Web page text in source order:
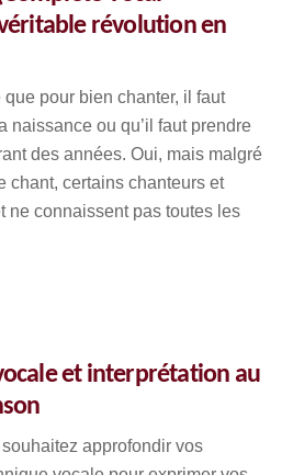
révolution en
que pour bien chanter, il faut
naissance ou qu’il faut prendre
des années. Oui, mais malgré
chant, certains chanteurs et
ne connaissent pas toutes les
et interprétation au
approfondir vos